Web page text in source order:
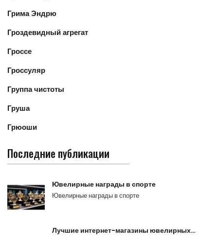
Грима Эндрю
Гроздевидный агрегат
Гроссе
Гроссуляр
Группа чистоты
Груша
Грюоши
Последние публикации
Ювелирные награды в спорте
Ювелирные награды в спорте
Лучшие интернет-магазины ювелирных…